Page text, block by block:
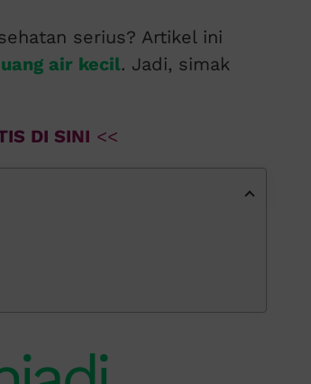
serius? Artikel ini
air kecil. Jadi, simak
DI SINI <<